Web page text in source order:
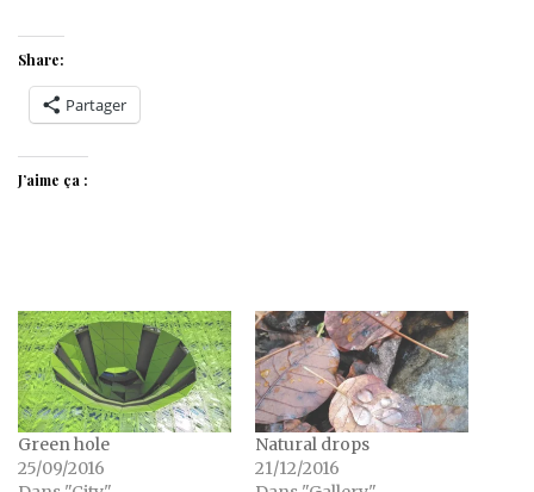
Share:
Partager
J’aime ça :
Green hole
25/09/2016
Natural drops
21/12/2016